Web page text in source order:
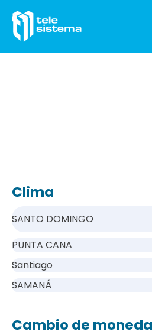
Clima
SANTO DOMINGO
PUNTA CANA
Santiago
SAMANÁ
Cambio de moneda